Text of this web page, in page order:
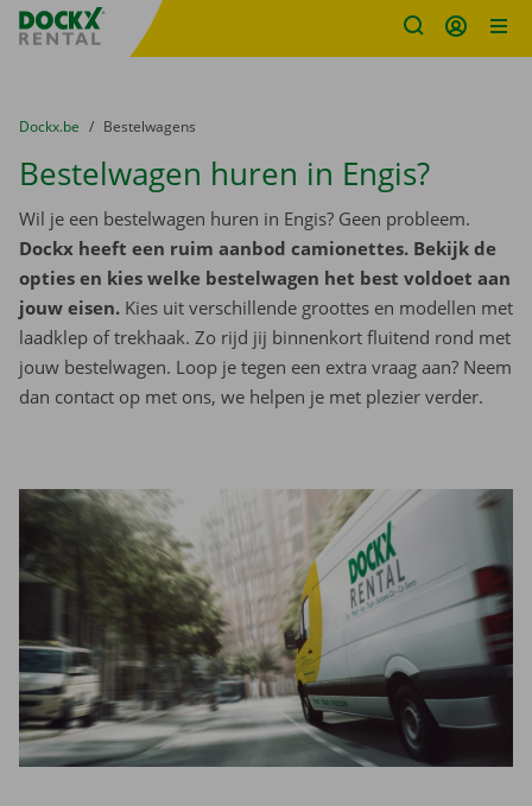
Fratello DEMO
U bevindt zich hier:
van
Dockx.be naar
Bestelwagens
Bestelwagen huren in Engis?
Wil je een bestelwagen huren in Engis? Geen probleem.
Dockx heeft een ruim aanbod camionettes. Bekijk de
opties en kies welke bestelwagen het best voldoet aan
jouw eisen. Kies uit verschillende groottes en modellen met
laadklep of trekhaak. Zo rijd jij binnenkort fluitend rond met
jouw bestelwagen. Loop je tegen een extra vraag aan? Neem
dan contact op met ons, we helpen je met plezier verder.